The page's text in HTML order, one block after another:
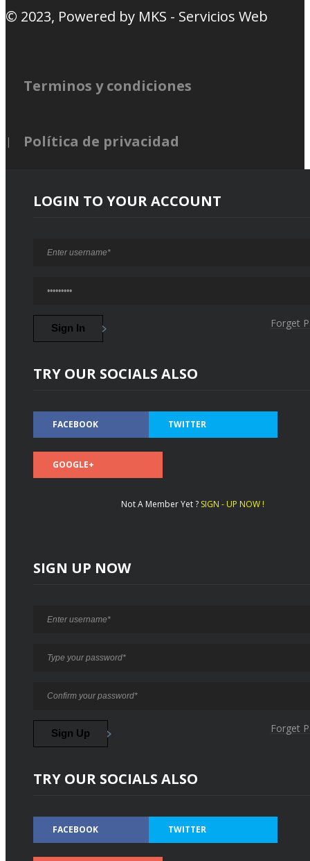
© 2023, Powered by MKS - Servicios Web
Terminos y condiciones
Política de privacidad
LOGIN TO YOUR ACCOUNT
Forget
TRY OUR SOCIALS ALSO
FACEBOOK TWITTER
GOOGLE+
Not A Member Yet ? SIGN - UP NOW !
SIGN UP NOW
Forget
TRY OUR SOCIALS ALSO
FACEBOOK TWITTER